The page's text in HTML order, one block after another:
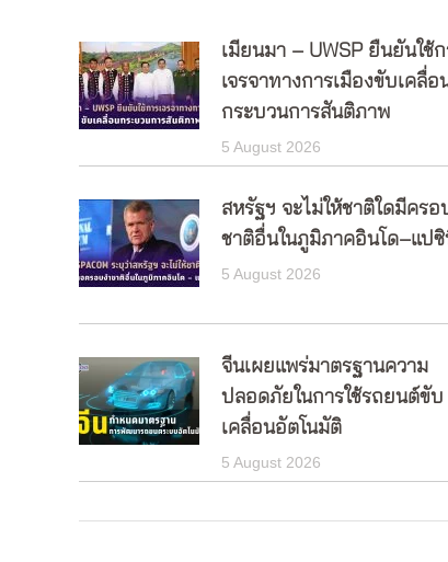
เมียนมา – UWSP ยืนยันใช้ก
เจรจาทางการเมืองขับเคลื่อ
กระบวนการสันติภาพ
5 August 2026
สหรัฐฯ จะไม่ให้ชาติใดมีครอ
ชาติอื่นในภูมิภาคอินโด–แป
5 August 2026
จีนเผยแพร่มาตรฐานความ
ปลอดภัยในการใช้รถยนต์ขับ
เคลื่อนอัตโนมัติ
5 August 2026